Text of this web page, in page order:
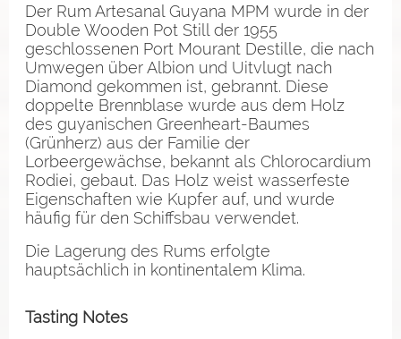
Der Rum Artesanal Guyana MPM wurde in der
Double Wooden Pot Still der 1955
geschlossenen Port Mourant Destille, die nach
Umwegen über Albion und Uitvlugt nach
Diamond gekommen ist, gebrannt. Diese
doppelte Brennblase wurde aus dem Holz
des guyanischen Greenheart-Baumes
(Grünherz) aus der Familie der
Lorbeergewächse, bekannt als Chlorocardium
Rodiei, gebaut. Das Holz weist wasserfeste
Eigenschaften wie Kupfer auf, und wurde
häufig für den Schiffsbau verwendet.
Die Lagerung des Rums erfolgte
hauptsächlich in kontinentalem Klima.
Tasting Notes